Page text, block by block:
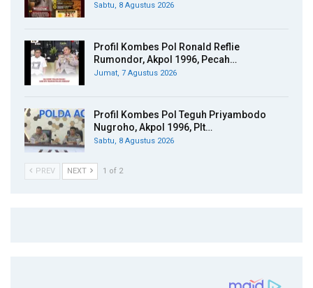
Sabtu, 8 Agustus 2026
Profil Kombes Pol Ronald Reflie
Rumondor, Akpol 1996, Pecah…
Jumat, 7 Agustus 2026
Profil Kombes Pol Teguh Priyambodo
Nugroho, Akpol 1996, Plt…
Sabtu, 8 Agustus 2026
PREV NEXT 1 of 2